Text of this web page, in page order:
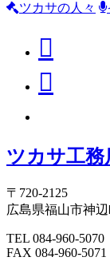
ツカサの人々
ツカサ工務
〒720-2125
広島県福山市神
TEL 084-960-5070
FAX 084-960-5071